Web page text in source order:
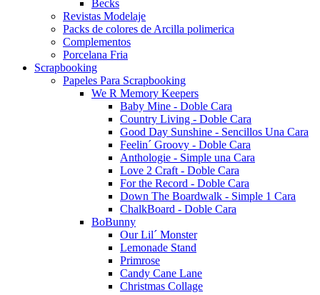
Becks
Revistas Modelaje
Packs de colores de Arcilla polimerica
Complementos
Porcelana Fria
Scrapbooking
Papeles Para Scrapbooking
We R Memory Keepers
Baby Mine - Doble Cara
Country Living - Doble Cara
Good Day Sunshine - Sencillos Una Cara
Feelin´ Groovy - Doble Cara
Anthologie - Simple una Cara
Love 2 Craft - Doble Cara
For the Record - Doble Cara
Down The Boardwalk - Simple 1 Cara
ChalkBoard - Doble Cara
BoBunny
Our Lil´ Monster
Lemonade Stand
Primrose
Candy Cane Lane
Christmas Collage